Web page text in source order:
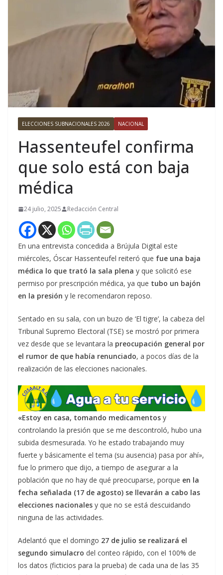
ELECCIONES SUBNACIONALES 2026 NACIONAL
Hassenteufel confirma
que solo está con baja
médica
24 julio, 2025 Redacción Central
En una entrevista concedida a Brújula Digital este
miércoles, Óscar Hassenteufel reiteró que fue una baja
médica lo que trató la sala plena y que solicitó ese
permiso por prescripción médica, ya que tubo un bajón
en la presión y le recomendaron reposo.
Sentado en su sala, con un buzo de ‘El tigre’, la cabeza del
Tribunal Supremo Electoral (TSE) se mostró por primera
vez desde que se levantara la preocupación general por
el rumor de que había renunciado, a pocos días de la
realización de las elecciones nacionales.
«Estoy en casa, tomando medicamentos y
controlando la presión que se me descontroló, hubo una
subida desmesurada. Yo he estado trabajando muy
fuerte y básicamente el tema (su ausencia) pasa por ahí»,
fue lo primero que dijo, a tiempo de asegurar a la
población que no hay de qué preocuparse, porque en la
fecha señalada (17 de agosto) se llevarán a cabo las
elecciones nacionales y que no se está descuidando
ninguna de las actividades.
Adelantó que el domingo 27 de julio se realizará el
segundo simulacro del conteo rápido, con el 100% de
los datos (ficticios para la prueba) de cada una de las 35